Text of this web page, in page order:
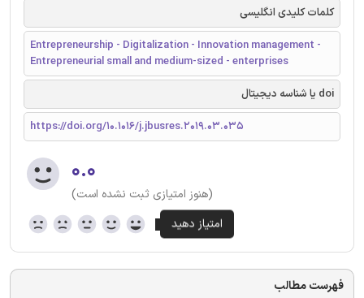
کلمات کلیدی انگلیسی
Entrepreneurship - Digitalization - Innovation management -
Entrepreneurial small and medium-sized - enterprises
doi یا شناسه دیجیتال
https://doi.org/10.1016/j.jbusres.2019.03.035
۰.۰
(هنوز امتیازی ثبت نشده است)
فهرست مطالب